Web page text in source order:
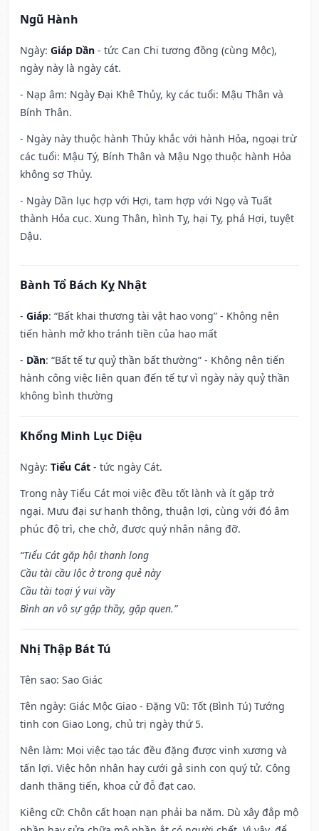
Ngũ Hành
Ngày: Giáp Dần - tức Can Chi tương đồng (cùng Mộc),
ngày này là ngày cát.
- Nạp âm: Ngày Đại Khê Thủy, kỵ các tuổi: Mậu Thân và
Bính Thân.
- Ngày này thuộc hành Thủy khắc với hành Hỏa, ngoại trừ
các tuổi: Mậu Tý, Bính Thân và Mậu Ngọ thuộc hành Hỏa
không sợ Thủy.
- Ngày Dần lục hợp với Hợi, tam hợp với Ngọ và Tuất
thành Hỏa cục. Xung Thân, hình Tỵ, hại Tỵ, phá Hợi, tuyệt
Dậu.
Bành Tổ Bách Kỵ Nhật
- Giáp: “Bất khai thương tài vật hao vong” - Không nên
tiến hành mở kho tránh tiền của hao mất
- Dần: “Bất tế tự quỷ thần bất thường” - Không nên tiến
hành công việc liên quan đến tế tự vì ngày này quỷ thần
không bình thường
Khổng Minh Lục Diệu
Ngày: Tiểu Cát - tức ngày Cát.
Trong này Tiểu Cát mọi việc đều tốt lành và ít gặp trở
ngại. Mưu đại sự hanh thông, thuận lợi, cùng với đó âm
phúc độ trì, che chở, được quý nhân nâng đỡ.
“Tiểu Cát gặp hội thanh long
Cầu tài cầu lộc ở trong quẻ này
Cầu tài toại ý vui vầy
Bình an vô sự gặp thầy, gặp quen.”
Nhị Thập Bát Tú
Tên sao: Sao Giác
Tên ngày: Giác Mộc Giao - Đặng Vũ: Tốt (Bình Tú) Tướng
tinh con Giao Long, chủ trị ngày thứ 5.
Nên làm: Mọi việc tạo tác đều đặng được vinh xương và
tấn lợi. Việc hôn nhân hay cưới gả sinh con quý tử. Công
danh thăng tiến, khoa cử đỗ đạt cao.
Kiêng cữ: Chôn cất hoạn nạn phải ba năm. Dù xây đắp mộ